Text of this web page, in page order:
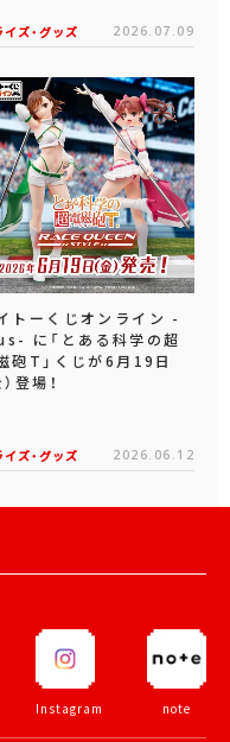
イズ・グッズ 2026.07.09
トーくじオンライン -
に「とある科学の超
砲T」くじが6月19日
）登場！
イズ・グッズ 2026.06.12
Instagram note